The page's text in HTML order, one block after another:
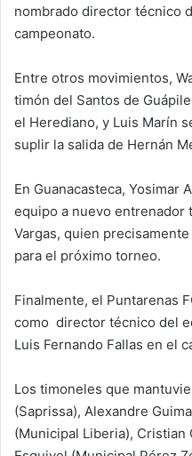
nombrado director técnico
campeonato.
Entre otros movimientos,
timón del Santos de
el Herediano, y Luis Marín
suplir la salida de Hernán
En Guanacasteca, Yosimar
equipo a nuevo entrenador
Vargas, quien
para el próximo torneo.
Finalmente, el Puntarenas
como director técnico del
Luis Fernando Fallas en el
Los timoneles que
(Saprissa), Alexandre
(Municipal Liberia), Cristian